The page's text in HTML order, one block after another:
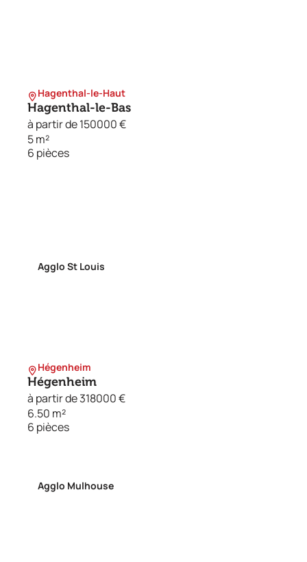
Hagenthal-le-Haut
Hagenthal-le-Bas
à partir de 150000 €
5 m²
6 pièces
Agglo St Louis
Hégenheim
Hégenheim
à partir de 318000 €
6.50 m²
6 pièces
Agglo Mulhouse